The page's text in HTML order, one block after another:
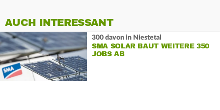
AUCH INTERESSANT
300 davon in Niestetal
SMA SOLAR BAUT WEITERE 350
JOBS AB